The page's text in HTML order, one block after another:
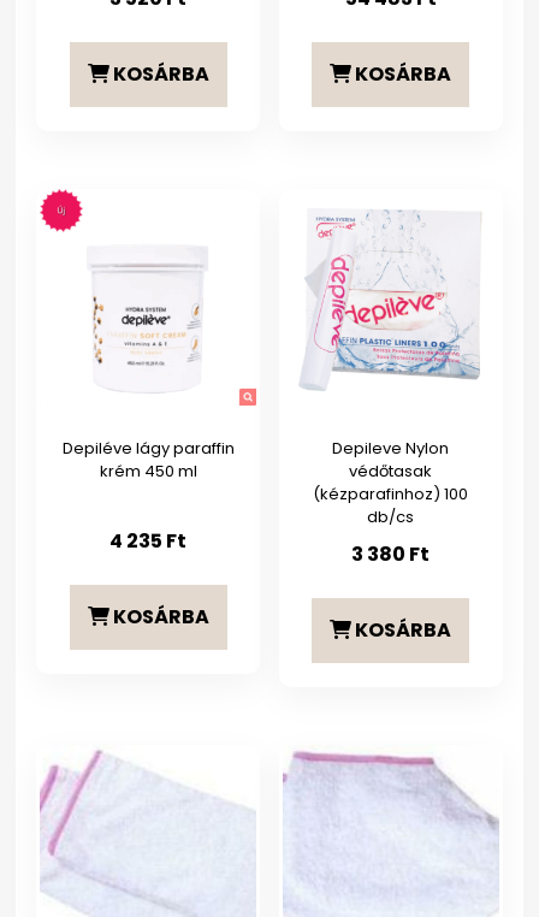
KOSÁRBA KOSÁRBA
Depiléve lágy paraffin
krém 450 ml
4 235 Ft
KOSÁRBA
Depileve Nylon
védőtasak
(kézparafinhoz) 100
db/cs
3 380 Ft
KOSÁRBA